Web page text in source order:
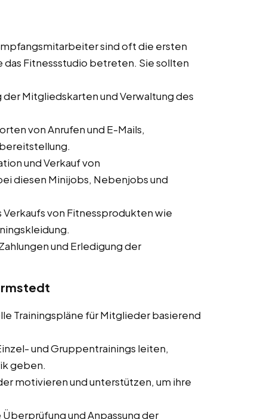
sind oft die ersten
Fitnessstudio betreten. Sie sollten
Mitgliedskarten und Verwaltung des
von Anrufen und E-Mails,
und Verkauf von
diesen Minijobs, Nebenjobs und
Verkaufs von Fitnessprodukten wie
und Erledigung der
Trainingspläne für Mitglieder basierend
und Gruppentrainings leiten,
geben.
motivieren und unterstützen, um ihre
und Anpassung der